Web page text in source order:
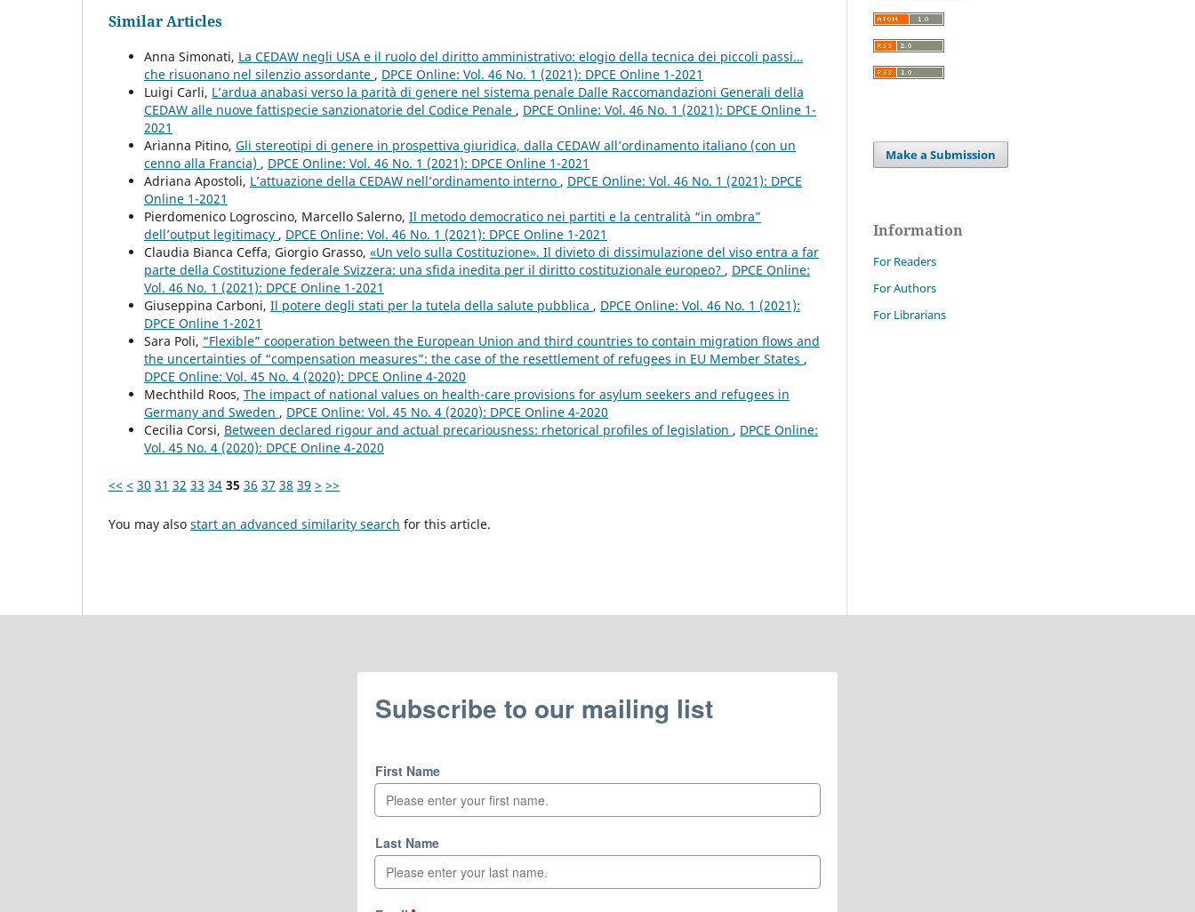
Similar Articles
Anna Simonati, La CEDAW negli USA e il ruolo del diritto amministrativo: elogio della tecnica dei piccoli passi…
che risuonano nel silenzio assordante , DPCE Online: Vol. 46 No. 1 (2021): DPCE Online 1-2021
Luigi Carli, L’ardua anabasi verso la parità di genere nel sistema penale Dalle Raccomandazioni Generali della
CEDAW alle nuove fattispecie sanzionatorie del Codice Penale , DPCE Online: Vol. 46 No. 1 (2021): DPCE Online 1-
2021
Arianna Pitino, Gli stereotipi di genere in prospettiva giuridica, dalla CEDAW all’ordinamento italiano (con un
cenno alla Francia) , DPCE Online: Vol. 46 No. 1 (2021): DPCE Online 1-2021
Adriana Apostoli, L’attuazione della CEDAW nell’ordinamento interno , DPCE Online: Vol. 46 No. 1 (2021): DPCE
Online 1-2021
Pierdomenico Logroscino, Marcello Salerno, Il metodo democratico nei partiti e la centralità “in ombra”
dell’output legitimacy , DPCE Online: Vol. 46 No. 1 (2021): DPCE Online 1-2021
Claudia Bianca Ceffa, Giorgio Grasso, «Un velo sulla Costituzione». Il divieto di dissimulazione del viso entra a far
parte della Costituzione federale Svizzera: una sfida inedita per il diritto costituzionale europeo? , DPCE Online:
Vol. 46 No. 1 (2021): DPCE Online 1-2021
Giuseppina Carboni, Il potere degli stati per la tutela della salute pubblica , DPCE Online: Vol. 46 No. 1 (2021):
DPCE Online 1-2021
Sara Poli, “Flexible” cooperation between the European Union and third countries to contain migration flows and
the uncertainties of “compensation measures”: the case of the resettlement of refugees in EU Member States ,
DPCE Online: Vol. 45 No. 4 (2020): DPCE Online 4-2020
Mechthild Roos, The impact of national values on health-care provisions for asylum seekers and refugees in
Germany and Sweden , DPCE Online: Vol. 45 No. 4 (2020): DPCE Online 4-2020
Cecilia Corsi, Between declared rigour and actual precariousness: rhetorical profiles of legislation , DPCE Online:
Vol. 45 No. 4 (2020): DPCE Online 4-2020
<< < 30 31 32 33 34 35 36 37 38 39 > >>
You may also start an advanced similarity search for this article.
Make a Submission
Information
For Readers
For Authors
For Librarians